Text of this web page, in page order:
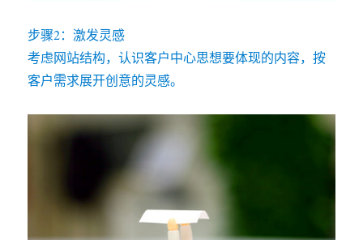
步骤2：激发灵感
考虑网站结构，认识客户中心思想要体现的内容，按
客户需求展开创意的灵感。